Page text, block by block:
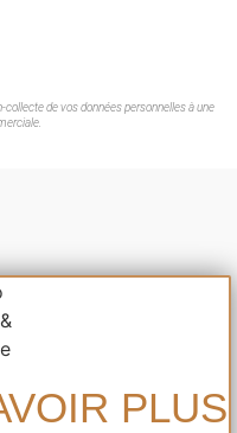
de vos données personnelles à une
PLUS